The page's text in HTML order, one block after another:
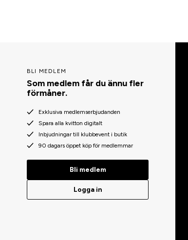
BLI MEDLEM
Som medlem får du ännu fler
förmåner.
Exklusiva medlemserbjudanden
Spara alla kvitton digitalt
Inbjudningar till klubbevent i butik
90 dagars öppet köp för medlemmar
Bli medlem
Logga in